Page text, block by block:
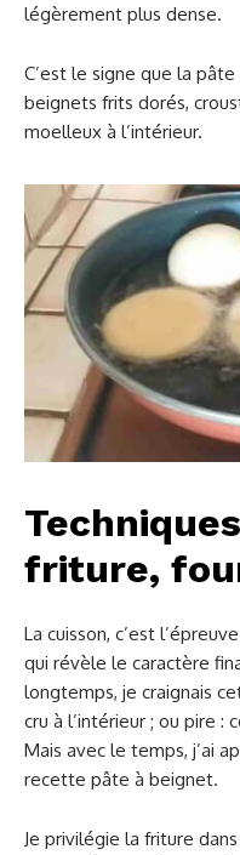
légèrement plus dense.
C’est le signe que la
beignets frits dorés,
moelleux à l’intérieur.
friture,
La cuisson, c’est
qui révèle le caractère
longtemps, je craignais
cru à l’intérieur ; ou pire :
Mais avec le temps, j’ai
recette pâte à beignet.
Je privilégie la friture